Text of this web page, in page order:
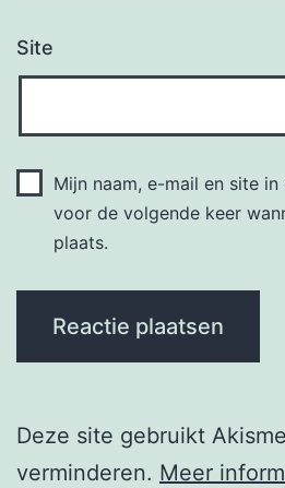
Site
Mijn naam, e-mail en site
voor de volgende keer
plaats.
Deze site gebruikt
verminderen. Meer